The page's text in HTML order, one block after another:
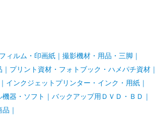
フィルム・印画紙 撮影機材・用品・三脚
プリント資材・フォトブック・ハメパチ資材
インクジェットプリンター・インク・用紙
機器・ソフト バックアップ用ＤＶＤ・ＢＤ
｜